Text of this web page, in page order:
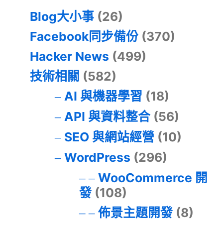
Blog大小事 (26)
Facebook同步備份 (370)
Hacker News (499)
技術相關 (582)
AI 與機器學習 (18)
API 與資料整合(56)
SEO 與網站經營 (10)
WordPress (296)
WooCommerce 開
發(108)
佈景主題開發(8)